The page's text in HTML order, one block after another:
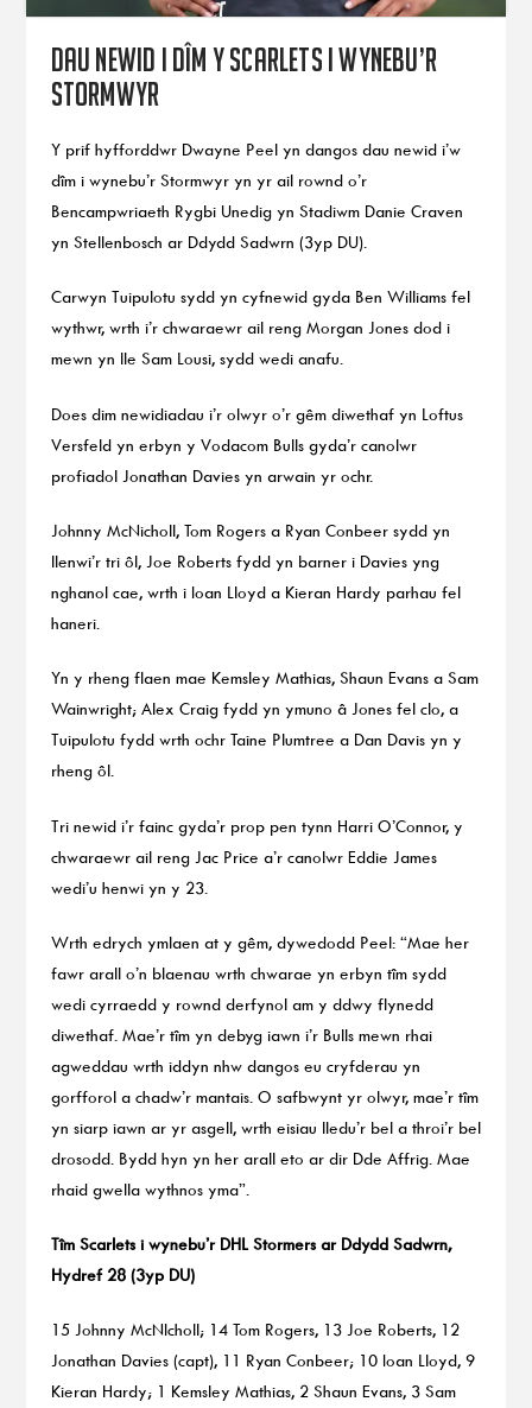
Dau newid i dîm y Scarlets i wynebu’r
Stormwyr
Y prif hyfforddwr Dwayne Peel yn dangos dau newid i’w
dîm i wynebu’r Stormwyr yn yr ail rownd o’r
Bencampwriaeth Rygbi Unedig yn Stadiwm Danie Craven
yn Stellenbosch ar Ddydd Sadwrn (3yp DU).
Carwyn Tuipulotu sydd yn cyfnewid gyda Ben Williams fel
wythwr, wrth i’r chwaraewr ail reng Morgan Jones dod i
mewn yn lle Sam Lousi, sydd wedi anafu.
Does dim newidiadau i’r olwyr o’r gêm diwethaf yn Loftus
Versfeld yn erbyn y Vodacom Bulls gyda’r canolwr
profiadol Jonathan Davies yn arwain yr ochr.
Johnny McNicholl, Tom Rogers a Ryan Conbeer sydd yn
llenwi’r tri ôl, Joe Roberts fydd yn barner i Davies yng
nghanol cae, wrth i Ioan Lloyd a Kieran Hardy parhau fel
haneri.
Yn y rheng flaen mae Kemsley Mathias, Shaun Evans a Sam
Wainwright; Alex Craig fydd yn ymuno â Jones fel clo, a
Tuipulotu fydd wrth ochr Taine Plumtree a Dan Davis yn y
rheng ôl.
Tri newid i’r fainc gyda’r prop pen tynn Harri O’Connor, y
chwaraewr ail reng Jac Price a’r canolwr Eddie James
wedi’u henwi yn y 23.
Wrth edrych ymlaen at y gêm, dywedodd Peel: “Mae her
fawr arall o’n blaenau wrth chwarae yn erbyn tîm sydd
wedi cyrraedd y rownd derfynol am y ddwy flynedd
diwethaf. Mae’r tîm yn debyg iawn i’r Bulls mewn rhai
agweddau wrth iddyn nhw dangos eu cryfderau yn
gorfforol a chadw’r mantais. O safbwynt yr olwyr, mae’r tîm
yn siarp iawn ar yr asgell, wrth eisiau lledu’r bel a throi’r bel
drosodd. Bydd hyn yn her arall eto ar dir Dde Affrig. Mae
rhaid gwella wythnos yma”.
Tîm Scarlets i wynebu’r DHL Stormers ar Ddydd Sadwrn,
Hydref 28 (3yp DU)
15 Johnny McNIcholl; 14 Tom Rogers, 13 Joe Roberts, 12
Jonathan Davies (capt), 11 Ryan Conbeer; 10 Ioan Lloyd, 9
Kieran Hardy; 1 Kemsley Mathias, 2 Shaun Evans, 3 Sam